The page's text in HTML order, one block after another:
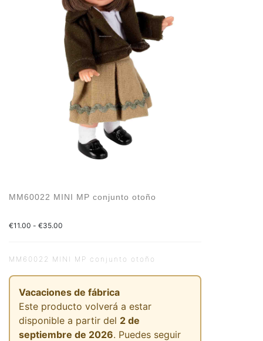
MM60022 MINI MP conjunto otoño
€11.00 - €35.00
MM60022 MINI MP conjunto otoño
Vacaciones de fábrica
Este producto volverá a estar
disponible a partir del 2 de
septiembre de 2026. Puedes seguir